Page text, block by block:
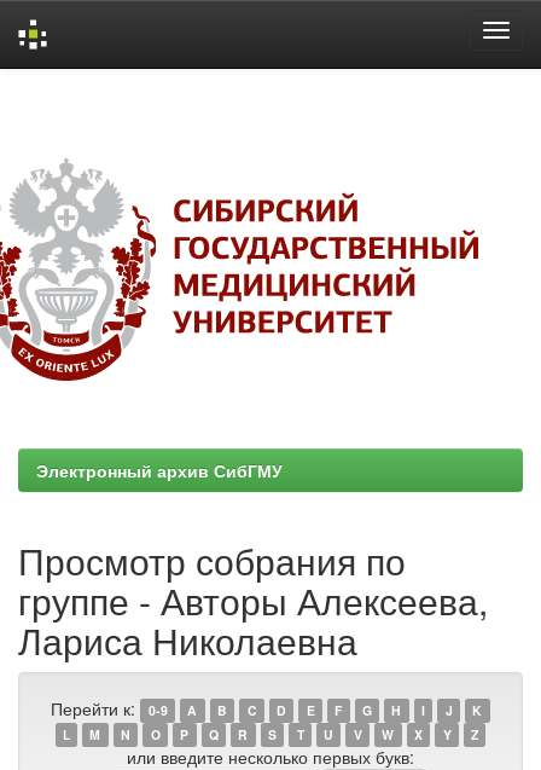
Электронный архив СибГМУ
Просмотр собрания по
группе - Авторы Алексеева,
Лариса Николаевна
Перейти к: 0-9 A B C D E F G H I J
K
L
M N O P Q R S T U V W X Y Z
или введите несколько первых букв: